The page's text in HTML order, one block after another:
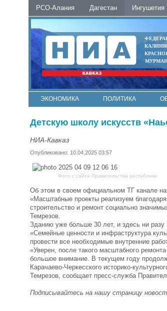
РСО-Алания Дагестан Ингушетия
ЭКОНОМИКА ПОЛИТИКА
Детскую школу искусств
НИА-Кавказ
Опубликовано: 10.04.2025 03:57
Фото с сайта Правительства республики
Об этом в своем официальном ТГ канале
«Масштабные проекты реализуем
строительство и ремонт социально
Темрезов.
Зданию уже больше 30 лет, и здесь ни разу
«Семейные ценности и инфраструктура
провести все необходимые внутренние
«Уверен, после такого масштабного
большое внимание. В текущем году
Карачаево-Черкесского историко-
Темрезов, сообщает пресс-служба
Подписывайтесь на нашу страницу